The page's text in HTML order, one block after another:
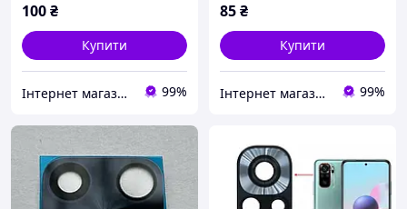
100₴
Купити
Інтернет магазин Salvador 99%
85₴
Купити
Інтернет магазин Salvador 99%